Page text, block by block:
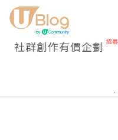
社群創作有價企劃